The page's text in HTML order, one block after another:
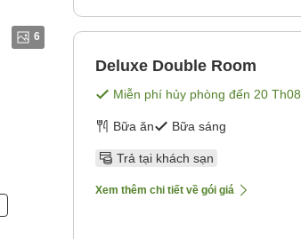
6
Deluxe Double Room
Miễn phí hủy phòng đến 20 Th08
Bữa ăn Bữa sáng
Trả tại khách sạn
Xem thêm chi tiết về gói giá